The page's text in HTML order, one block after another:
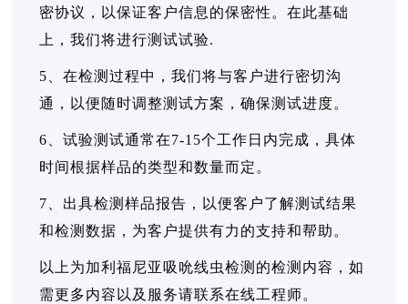
密协议，以保证客户信息的保密性。在此基础
上，我们将进行测试试验.
5、在检测过程中，我们将与客户进行密切沟
通，以便随时调整测试方案，确保测试进度。
6、试验测试通常在7-15个工作日内完成，具体
时间根据样品的类型和数量而定。
7、出具检测样品报告，以便客户了解测试结果
和检测数据，为客户提供有力的支持和帮助。
以上为加利福尼亚吸吮线虫检测的检测内容，如
需更多内容以及服务请联系在线工程师。